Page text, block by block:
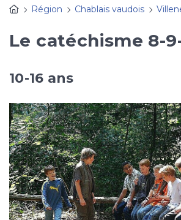
Région
Chablais vaudois
Le catéchisme 8-9-
10-16 ans